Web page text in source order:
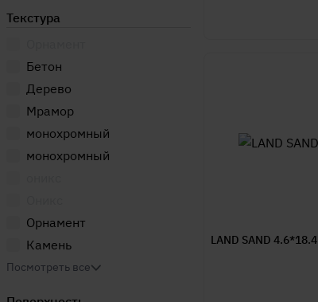
Bellagio
Bergamo
BIBURY
Bloom
Текстура
Бетон
Деревo
Мрамор
монохромный
монохромный
Орнамент
Камень
Tравертин
Посмотреть все
LAND SAND 4.6*18.4